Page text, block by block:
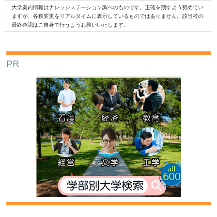
大学案内情報はナレッジステーション調べのものです。正確を期すよう努めてい
ますが、各種変更をリアルタイムに表示しているものではありません。該当校の
最終確認はご自身で行うようお願いいたします。
PR